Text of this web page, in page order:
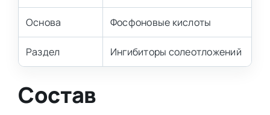
Основа Фосфоновые кислоты
Раздел Ингибиторы солеотложений
Состав